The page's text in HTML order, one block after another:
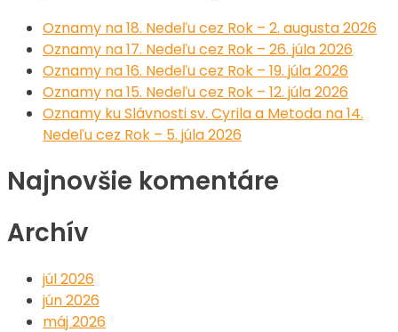
Oznamy na 18. Nedeľu cez Rok – 2. augusta 2026
Oznamy na 17. Nedeľu cez Rok – 26. júla 2026
Oznamy na 16. Nedeľu cez Rok – 19. júla 2026
Oznamy na 15. Nedeľu cez Rok – 12. júla 2026
Oznamy ku Slávnosti sv. Cyrila a Metoda na 14.
Nedeľu cez Rok – 5. júla 2026
Najnovšie komentáre
Archív
júl 2026
jún 2026
máj 2026